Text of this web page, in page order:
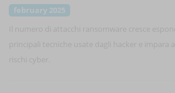
february 2025